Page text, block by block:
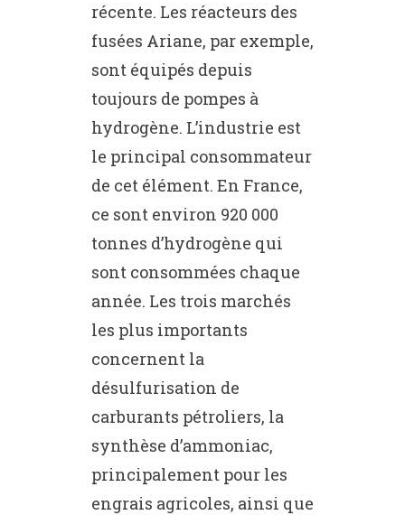
récente. Les réacteurs des
fusées Ariane, par exemple,
sont équipés depuis
toujours de pompes à
hydrogène. L’industrie est
le principal consommateur
de cet élément. En France,
ce sont environ 920 000
tonnes d’hydrogène qui
sont consommées chaque
année. Les trois marchés
les plus importants
concernent la
désulfurisation de
carburants pétroliers, la
synthèse d’ammoniac,
principalement pour les
engrais agricoles, ainsi que